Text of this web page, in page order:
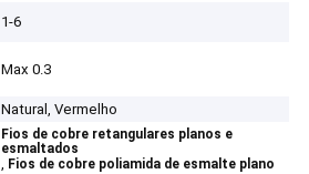
1-6
Max 0.3
Natural, Vermelho
Fios de cobre retangulares planos e
esmaltados
, Fios de cobre poliamida de esmalte plano